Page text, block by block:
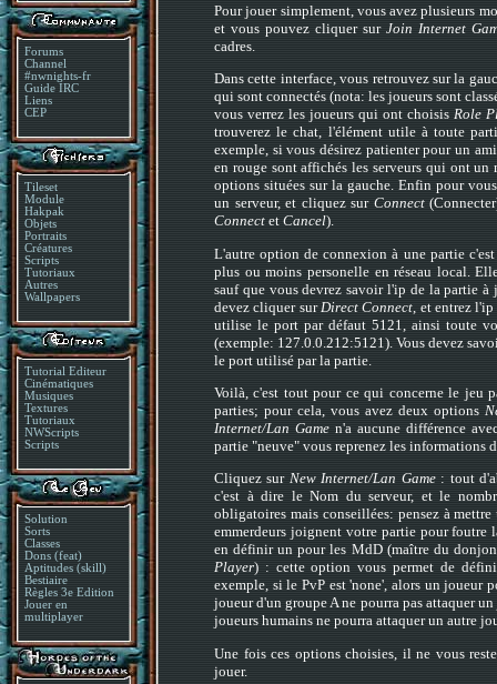
Forums
Channel
#nwnights-fr
Guide IRC
Liens
CEP
Tileset
Module
Hakpak
Objets
Portraits
Créatures
Scripts
Tutoriaux
Autres
Wallpapers
Tutorial Editeur
Cinématiques
Musiques
Textures
Tutoriaux
NWScripts
Scripts
Solution
Sorts
Classes
Dons (feat)
Aptitudes (skill)
Bestiaire
Règles 3e Edition
Jouer en
multiplayer
Pour jouer simplement, vous avez plusieurs
et vous pouvez cliquer sur Join Internet
cadres.
Dans cette interface, vous retrouvez sur la
qui sont connectés (nota: les joueurs sont
vous verrez les joueurs qui ont choisis Role
trouverez le chat, l'élément utile à toute
exemple, si vous désirez patienter pour un
en rouge sont affichés les serveurs qui ont un
options situées sur la gauche. Enfin pour
un serveur, et cliquez sur Connect
Connect et Cancel).
L'autre option de connexion à une partie
plus ou moins personelle en réseau local.
sauf que vous devrez savoir l'ip de la partie
devez cliquer sur Direct Connect , et entrez
utilise le port par défaut 5121, ainsi toute
(exemple: 127.0.0.212:5121). Vous devez
le port utilisé par la partie.
Voilà, c'est tout pour ce qui concerne le jeu
parties; pour cela, vous avez deux options
Internet/Lan Gamen'a aucune différence
partie "neuve" vous reprenez les informations
Cliquez sur New Internet/Lan Game: tout
c'est à dire le Nom du serveur, et le
obligatoires mais conseillées: pensez à
emmerdeurs joignent votre partie pour foutre
en définir un pour les MdD (maître du
Player) : cette option vous permet de
exemple, si le PvP est 'none', alors un joueur
joueur d'un groupe A ne pourra pas attaquer
joueurs humains ne pourra attaquer un autre
Une fois ces options choisies, il ne vous
jouer.